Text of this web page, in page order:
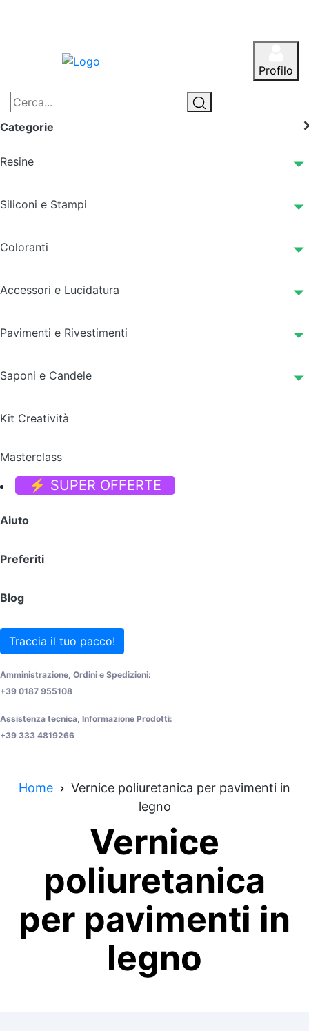
Profilo
Categorie
Resine
Siliconi e Stampi
Coloranti
Accessori e Lucidatura
Pavimenti e Rivestimenti
Saponi e Candele
Kit Creatività
Masterclass
⚡ SUPER OFFERTE
Aiuto
Preferiti
Blog
Traccia il tuo pacco!
Amministrazione, Ordini e Spedizioni:
+39 0187 955108
Assistenza tecnica, Informazione Prodotti:
+39 333 4819266
Home
Vernice poliuretanica per pavimenti in
legno
Vernice
poliuretanica
per pavimenti in
legno